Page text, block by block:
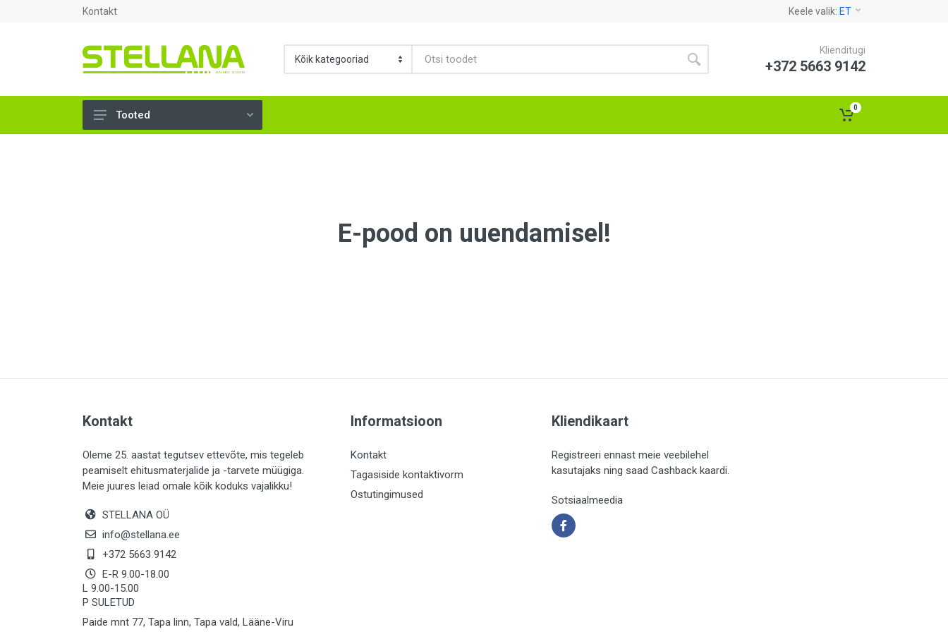
Kontakt Keele valik: ET
Klienditugi
+372 5663 9142
LIISTUD (183)
KIVID (31)
KATTED (133)
MAALRITARBED (1025)
SOOJUSTUS (15)
KEEMIA (221)
TÖÖRIIDED (117)
SAUN (8)
Tooted
0
E-pood on uuendamisel!
Kontakt
Oleme 25. aastat tegutsev ettevõte, mis tegeleb
peamiselt ehitusmaterjalide ja -tarvete müügiga.
Meie juures leiad omale kõik koduks vajalikku!
STELLANA OÜ
info@stellana.ee
+372 5663 9142
E-R 9.00-18.00
L 9.00-15.00
P SULETUD
Paide mnt 77, Tapa linn, Tapa vald, Lääne-Viru
Informatsioon
Kontakt
Tagasiside kontaktivorm
Ostutingimused
Kliendikaart
Registreeri ennast meie veebilehel
kasutajaks ning saad Cashback kaardi.
Sotsiaalmeedia